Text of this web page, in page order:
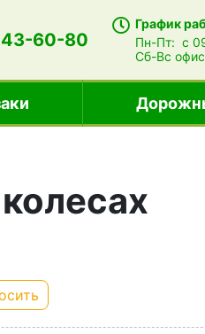
60-80
График
Пн-Пт:с
Сб-Вс